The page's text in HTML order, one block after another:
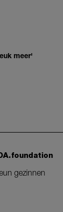
meer'
gezinnen